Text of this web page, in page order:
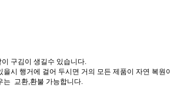
구김이 생길수 있습니다.
시 행거에 걸어 두시면 거의 모든 제품이 자연 복원
는 교환,환불 가능합니다.